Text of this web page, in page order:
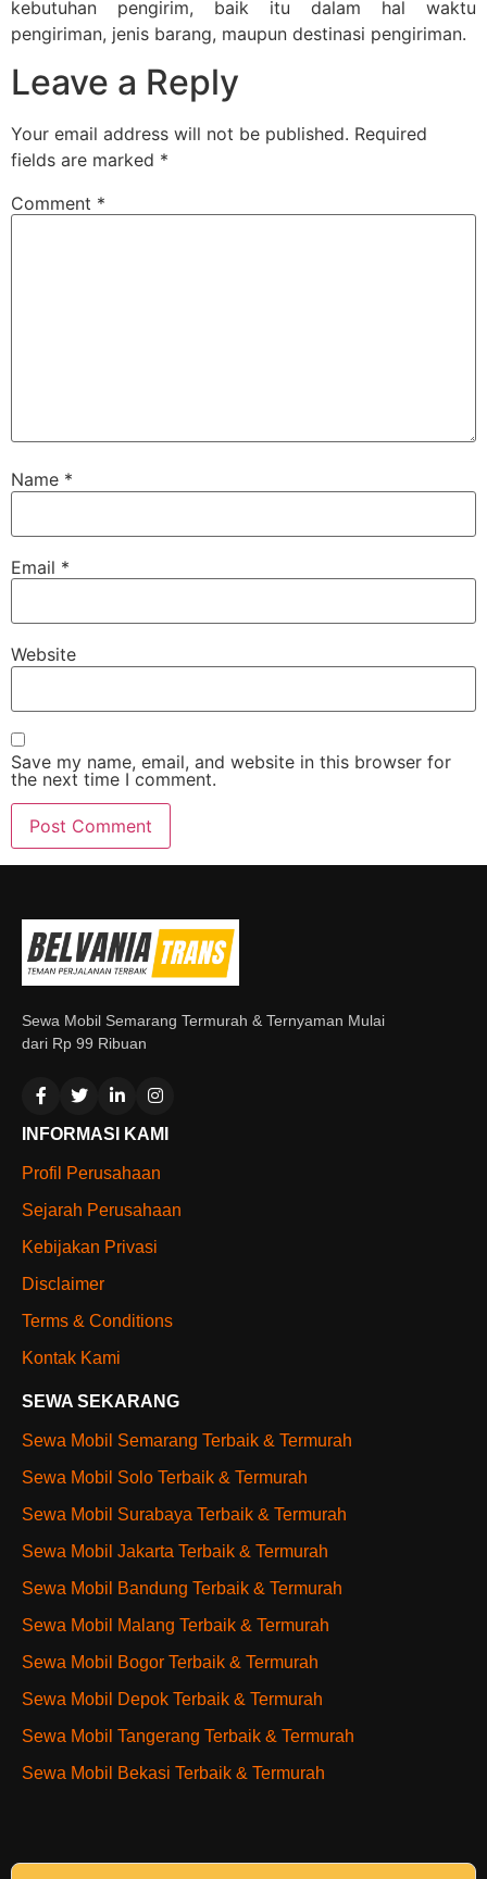
kebutuhan pengirim, baik itu dalam hal waktu
pengiriman, jenis barang, maupun destinasi pengiriman.
Leave a Reply
Your email address will not be published. Required
fields are marked *
Comment *
Name *
Email *
Website
Save my name, email, and website in this browser for
the next time I comment.
Sewa Mobil Semarang Termurah & Ternyaman Mulai
dari Rp 99 Ribuan
INFORMASI KAMI
Profil Perusahaan
Sejarah Perusahaan
Kebijakan Privasi
Disclaimer
Terms & Conditions
Kontak Kami
SEWA SEKARANG
Sewa Mobil Semarang Terbaik & Termurah
Sewa Mobil Solo Terbaik & Termurah
Sewa Mobil Surabaya Terbaik & Termurah
Sewa Mobil Jakarta Terbaik & Termurah
Sewa Mobil Bandung Terbaik & Termurah
Sewa Mobil Malang Terbaik & Termurah
Sewa Mobil Bogor Terbaik & Termurah
Sewa Mobil Depok Terbaik & Termurah
Sewa Mobil Tangerang Terbaik & Termurah
Sewa Mobil Bekasi Terbaik & Termurah